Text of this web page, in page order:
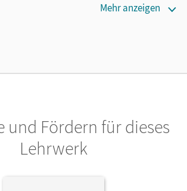
zum Print-Titel nutzen möchten.
Mehr anzeigen
und Fördern für dieses
Lehrwerk